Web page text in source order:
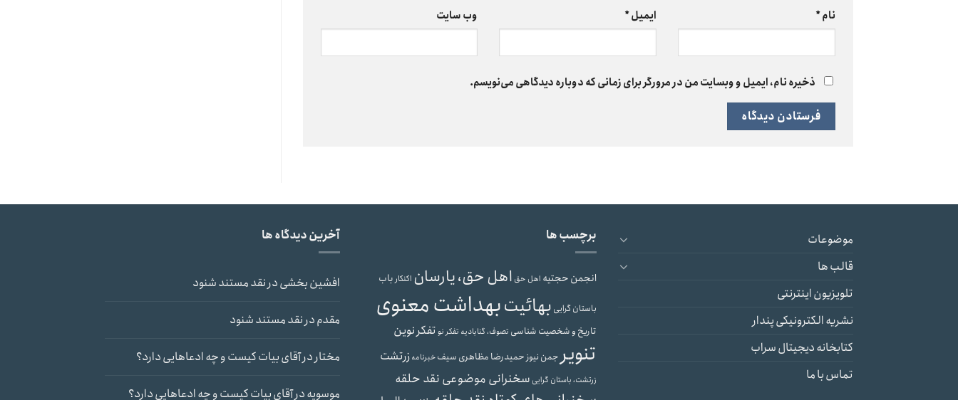
نام* ایمیل* وب‌ سایت
ذخیره نام، ایمیل و وبسایت من در مرورگر برای زمانی که دوباره دیدگاهی می‌نویسم.
موضوعات
قالب ها
تلویزیون اینترنتی
نشریه الکترونیکی پندار
کتابخانه دیجیتال سراب
تماس با ما
برچسب ها
انجمن حجتیه اهل حق اهل حق، یارسان اکنکارباب
باستان گرایی بهائیتبهداشت معنوی
تاریخ و شخصیت شناسی تصوف، گنابادیه تفکر نوتفکر نوین
تنویرجمن نیوزحمیدرضا مظاهری سیفخبرنامهزرتشت
زرتشت، باستان گرایی سخنرانی موضوعی نقد حلقه
آخرین دیدگاه ها
افشین بخشیدرنقد مستند شنود
مقدمدرنقد مستند شنود
مختاردرآقای بیات کیست و چه ادعاهایی دارد؟
موسویهدرآقای بیات کیست و چه ادعاهایی دارد؟